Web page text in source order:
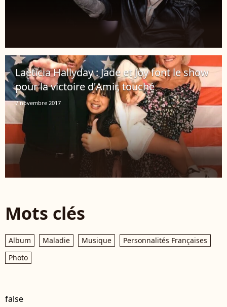
Laeticia Hallyday : Jade et Joy font le show
pour la victoire d'Amir, touché
7 novembre 2017
Mots clés
Album Maladie Musique
Personnalités Françaises
Photo
false